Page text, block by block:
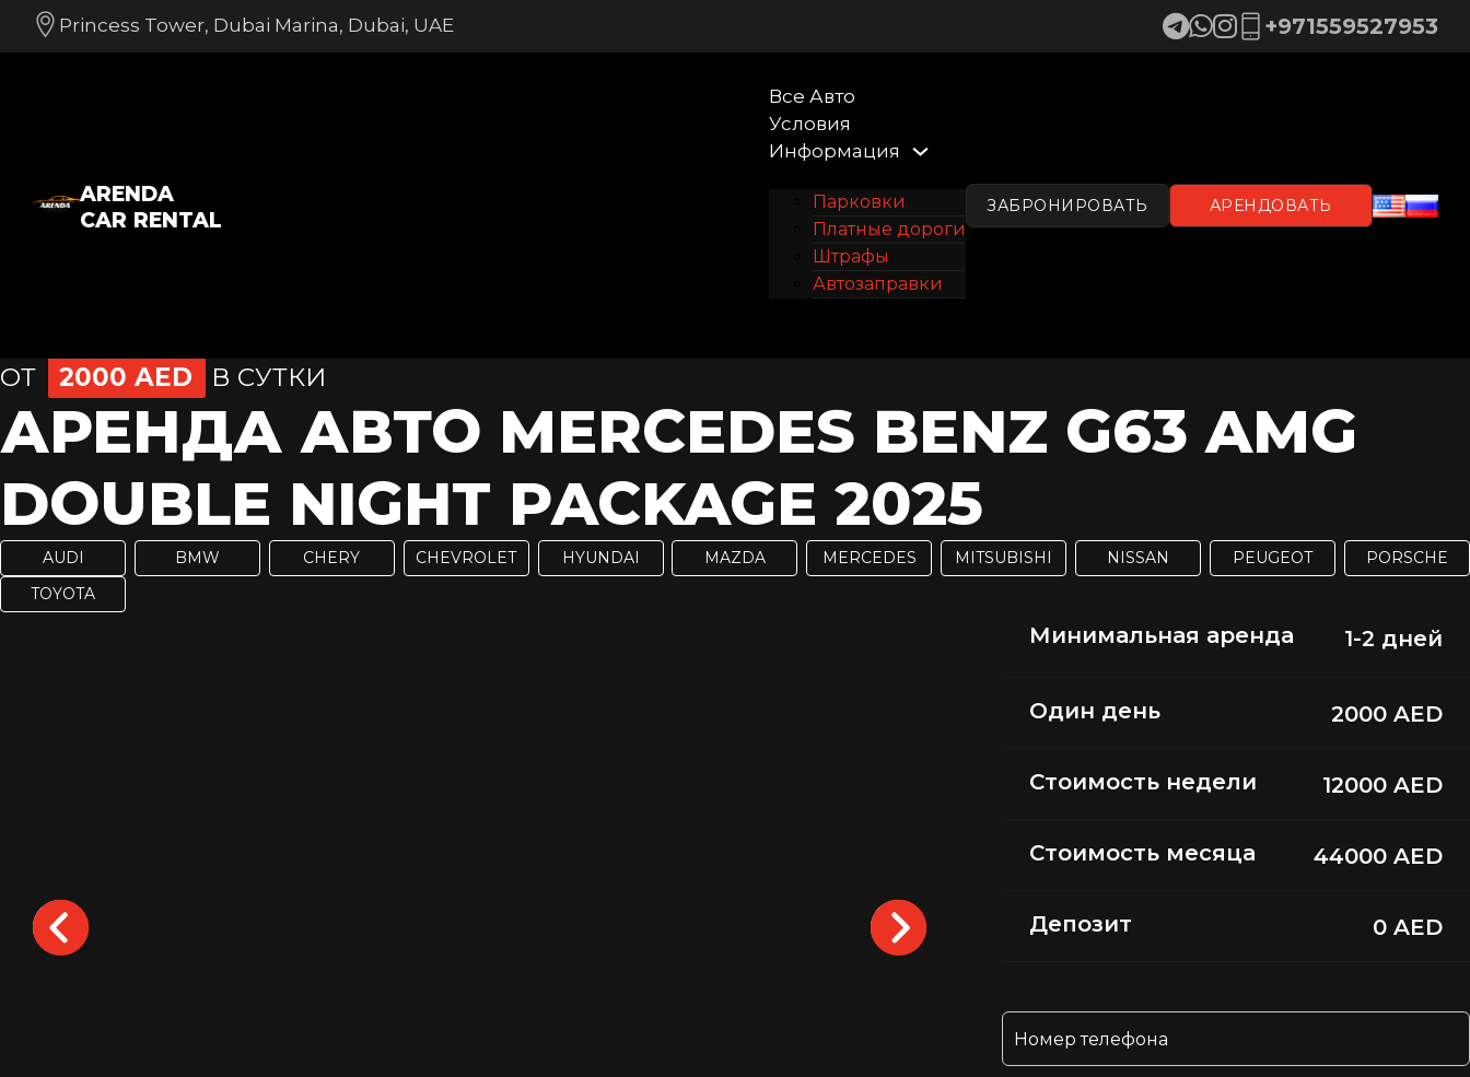
Princess Tower, Dubai Marina, Dubai, UAE +971559527953
ARENDA
CAR RENTAL
Все Авто
Условия
Информация
Парковки
Платные дороги
Штрафы
Автозаправки
Контакты
ЗАБРОНИРОВАТЬ АРЕНДОВАТЬ
АРЕНДА АВТО MERCEDES BENZ G63 AMG
DOUBLE NIGHT PACKAGE 2025
ОТ 2000 AED В СУТКИ
AUDI BMW CHERY CHEVROLET HYUNDAI MAZDA MERCEDES MITSUBISHI NISSAN PEUGEOT
PORSCHE
TOYOTA
Минимальная аренда 1-2 дней
Один день 2000 AED
Стоимость недели 12000 AED
Стоимость месяца 44000 AED
Депозит 0 AED